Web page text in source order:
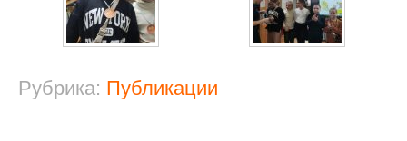
Рубрика: Публикации